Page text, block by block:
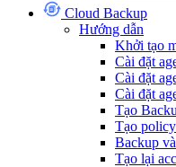
Cloud Backup
Hướng dẫn
Khởi tạo
Cài đặt
Cài đặt
Cài đặt
Tạo
Tạo
Backup
Tạo lại